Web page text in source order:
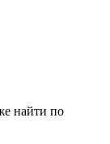
найти по